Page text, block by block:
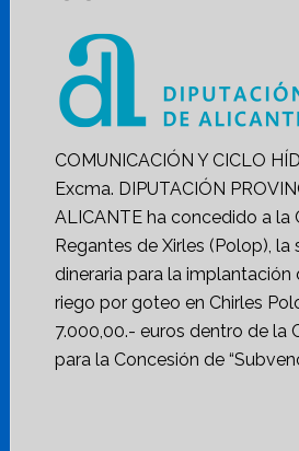
COMUNICACIÓN Y CICLO
Excma. DIPUTACIÓN
ALICANTE ha concedido a la
Regantes de Xirles (Polop), la
dineraria para la implantación
riego por goteo en Chirles
7.000,00.- euros dentro de la
para la Concesión de